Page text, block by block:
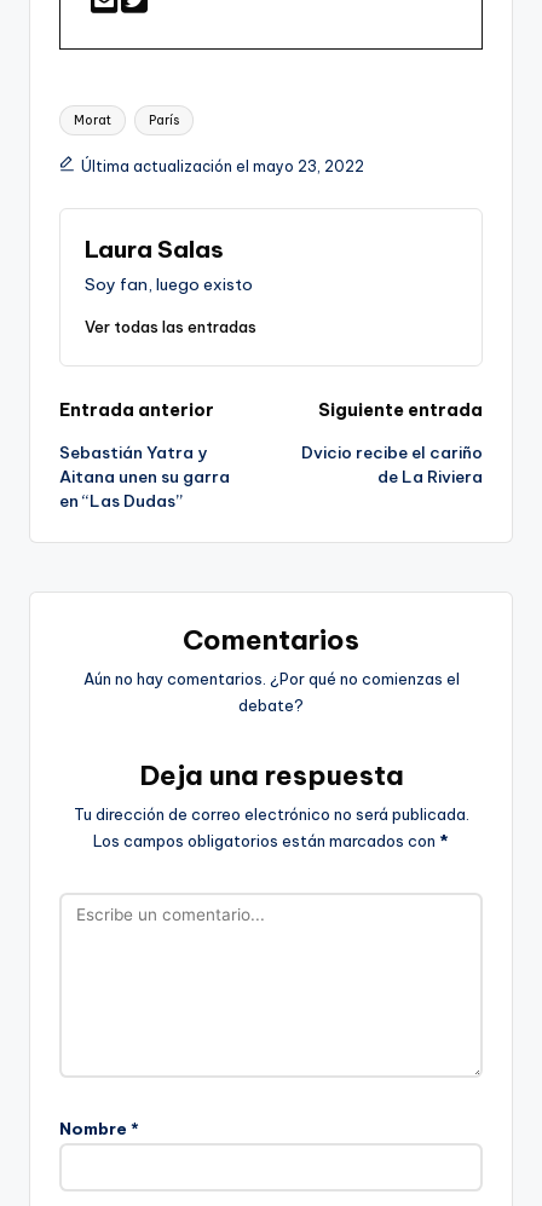
Etiquetas:
Morat París
Última actualización el mayo 23, 2022
Laura Salas
Soy fan, luego existo
Ver todas las entradas
Navegación
de
entradas
Entrada anterior
Sebastián Yatra y
Aitana unen su garra
en “Las Dudas”
Siguiente entrada
Dvicio recibe el cariño
de La Riviera
Comentarios
Aún no hay comentarios. ¿Por qué no comienzas el
debate?
Deja una respuesta
Tu dirección de correo electrónico no será publicada.
Los campos obligatorios están marcados con *
Nombre *